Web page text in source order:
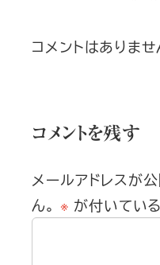
コメントはありませ
コメントを残す
メールアドレスが
ん。 ※ が付いてい